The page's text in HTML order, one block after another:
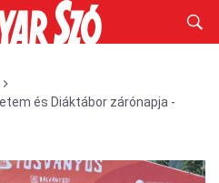
és Diáktábor zárónapja -